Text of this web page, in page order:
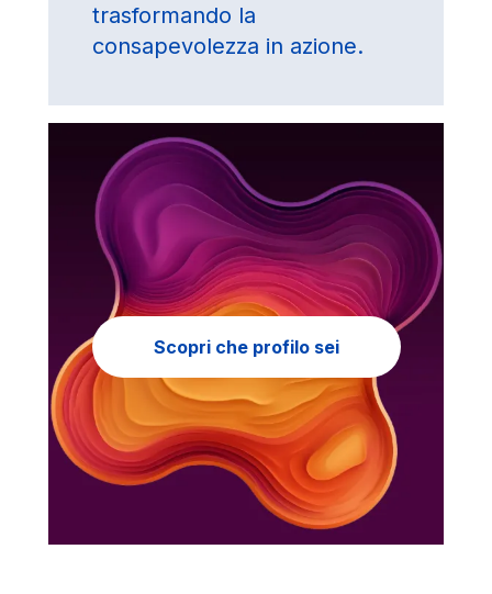
trasformando la
consapevolezza in azione.
Scopri che profilo sei